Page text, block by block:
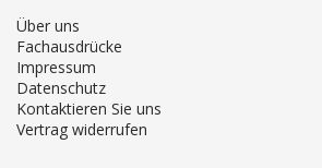
Über uns
Fachausdrücke
Impressum
Datenschutz
Kontaktieren Sie uns
Vertrag widerrufen